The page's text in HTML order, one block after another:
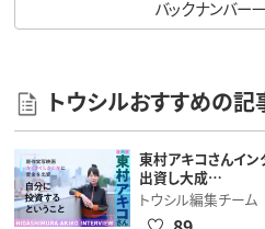
バックナンバー
トウシルおすすめの記
東村アキコさんイ
出資し大成…
トウシル編集チーム